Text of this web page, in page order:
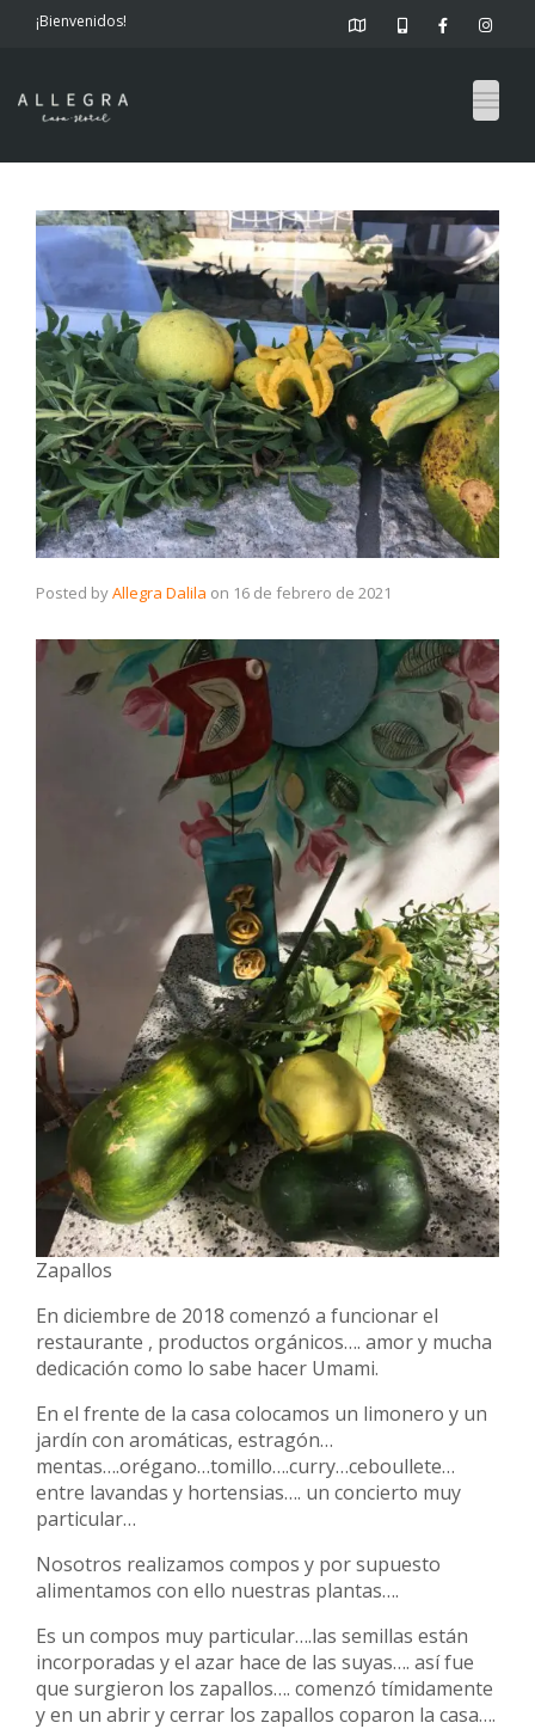
¡Bienvenidos!
Posted byAllegra Dalila on 16 de febrero de 2021
Zapallos
En diciembre de 2018 comenzó a funcionar el
restaurante , productos orgánicos…. amor y mucha
dedicación como lo sabe hacer Umami.
En el frente de la casa colocamos un limonero y un
jardín con aromáticas, estragón…
mentas….orégano…tomillo….curry…ceboullete…
entre lavandas y hortensias…. un concierto muy
particular…
Nosotros realizamos compos y por supuesto
alimentamos con ello nuestras plantas….
Es un compos muy particular….las semillas están
incorporadas y el azar hace de las suyas…. así fue
que surgieron los zapallos…. comenzó tímidamente
y en un abrir y cerrar los zapallos coparon la casa….